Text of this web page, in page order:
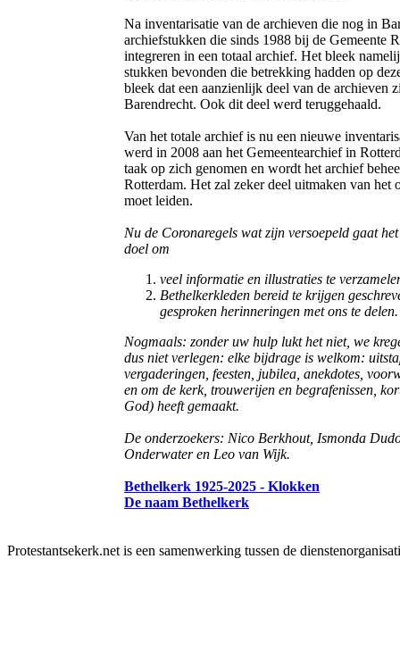
Na inventarisatie van de archieven die nog in
archiefstukken die sinds 1988 bij de Gemeente
integreren in een totaal archief. Het bleek
stukken bevonden die betrekking hadden op
bleek dat een aanzienlijk deel van de
Barendrecht. Ook dit deel werd teruggehaald.
Van het totale archief is nu een nieuwe
werd in 2008 aan het Gemeentearchief in
taak op zich genomen en wordt het archief
Rotterdam. Het zal zeker deel uitmaken van het
moet leiden.
Nu de Coronaregels wat zijn versoepeld gaat
doel om
veel informatie en illustraties te
Bethelkerkleden bereid te krijgen
gesproken herinneringen met ons te delen.
Nogmaals: zonder uw hulp lukt het niet, we
dus niet verlegen: elke bijdrage is welkom:
vergaderingen, feesten, jubilea, anekdotes,
en om de kerk, trouwerijen en begrafenissen,
God) heeft gemaakt.
De onderzoekers: Nico Berkhout, Ismonda
Onderwater en Leo van Wijk.
Bethelkerk 1925-2025 - Klokken
De naam Bethelkerk
Protestantsekerk.net is een samenwerking tussen de